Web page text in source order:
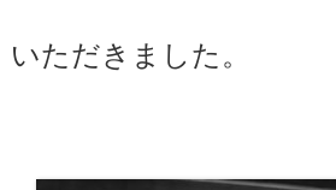
いただきました。